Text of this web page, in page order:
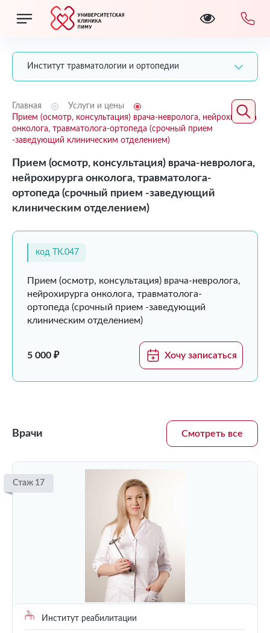
Институт травматологии и ортопедии
Главная
Услуги и цены
Прием (осмотр, консультация) врача-невролога, нейрохирурга
онколога, травматолога-ортопеда (срочный прием
-заведующий клиническим отделением)
Прием (осмотр, консультация) врача-невролога,
нейрохирурга онколога, травматолога-
ортопеда (срочный прием -заведующий
клиническим отделением)
код ТК.047
Прием (осмотр, консультация) врача-невролога,
нейрохирурга онколога, травматолога-
ортопеда (срочный прием -заведующий
клиническим отделением)
5 000 ₽ Хочу записаться
Врачи Смотреть все
Стаж 17
Институт реабилитации